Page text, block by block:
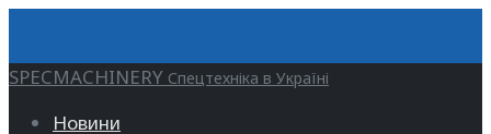
SPECMACHINERY Спецтехніка в Україні
Новини